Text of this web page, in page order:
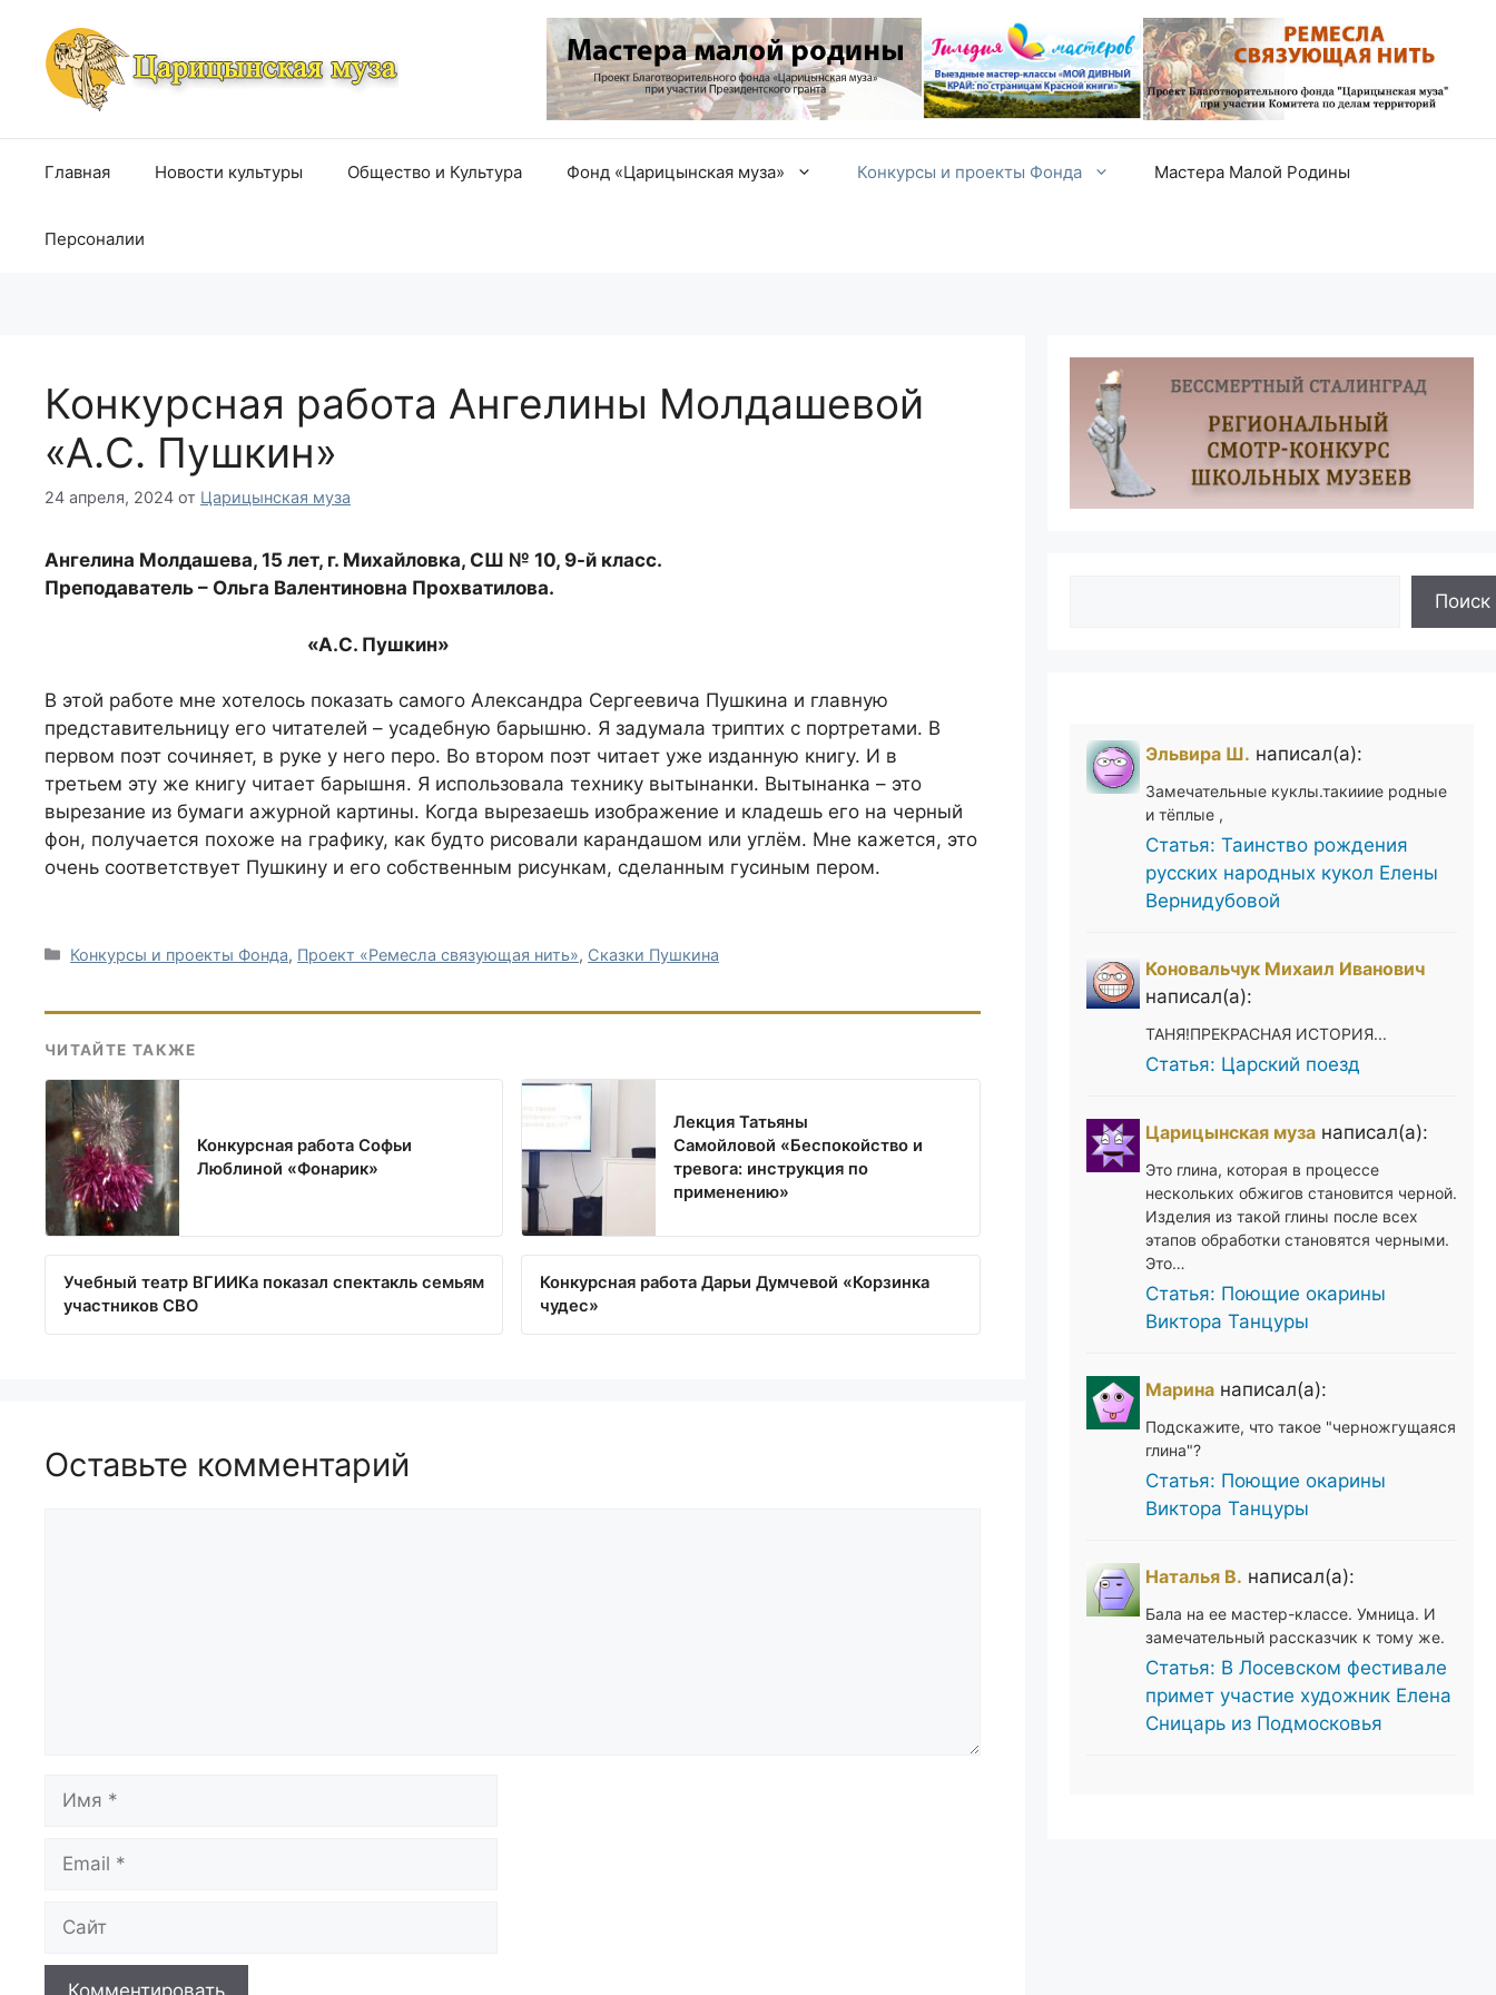
содержимому
Главная Новости культуры Общество и Культура Фонд «Царицынская муза» Конкурсы и проекты Фонда Мастера Малой Родины
Персоналии
Конкурсная работа Ангелины Молдашевой
«А.С. Пушкин»
24 апреля, 2024 от Царицынская муза
Ангелина Молдашева, 15 лет, г. Михайловка, СШ № 10, 9-й класс.
Преподаватель – Ольга Валентиновна Прохватилова.
«А.С. Пушкин»
В этой работе мне хотелось показать самого Александра Сергеевича Пушкина и главную
представительницу его читателей – усадебную барышню. Я задумала триптих с портретами. В
первом поэт сочиняет, в руке у него перо. Во втором поэт читает уже изданную книгу. И в
третьем эту же книгу читает барышня. Я использовала технику вытынанки. Вытынанка – это
вырезание из бумаги ажурной картины. Когда вырезаешь изображение и кладешь его на черный
фон, получается похоже на графику, как будто рисовали карандашом или углём. Мне кажется, это
очень соответствует Пушкину и его собственным рисункам, сделанным гусиным пером.
Рубрики
Конкурсы и проекты Фонда, Проект «Ремесла связующая нить», Сказки Пушкина
ЧИТАЙТЕ ТАКЖЕ
Конкурсная работа Софьи
Люблиной «Фонарик»
Лекция Татьяны
Самойловой «Беспокойство и
тревога: инструкция по
применению»
Учебный театр ВГИИКа показал спектакль семьям
участников СВО
Конкурсная работа Дарьи Думчевой «Корзинка
чудес»
Оставьте комментарий
Поиск
Эльвира Ш. написал(а):
Замечательные куклы.такииие родные
и тёплые ,
Статья: Таинство рождения
русских народных кукол Елены
Вернидубовой
Коновальчук Михаил Иванович
написал(а):
ТАНЯ!ПРЕКРАСНАЯ ИСТОРИЯ...
Статья: Царский поезд
Царицынская музанаписал(а):
Это глина, которая в процессе
нескольких обжигов становится черной.
Изделия из такой глины после всех
этапов обработки становятся черными.
Это…
Статья: Поющие окарины
Виктора Танцуры
Маринанаписал(а):
Подскажите, что такое "черножгущаяся
глина"?
Статья: Поющие окарины
Виктора Танцуры
Наталья В. написал(а):
Бала на ее мастер-классе. Умница. И
замечательный рассказчик к тому же.
Статья: В Лосевском фестивале
примет участие художник Елена
Сницарь из Подмосковья